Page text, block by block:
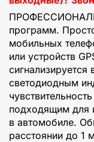
программ.
мобильных
или устройств
сигнализируется
светодиодным
подходящим для
в автомобиле.
расстоянии до 1